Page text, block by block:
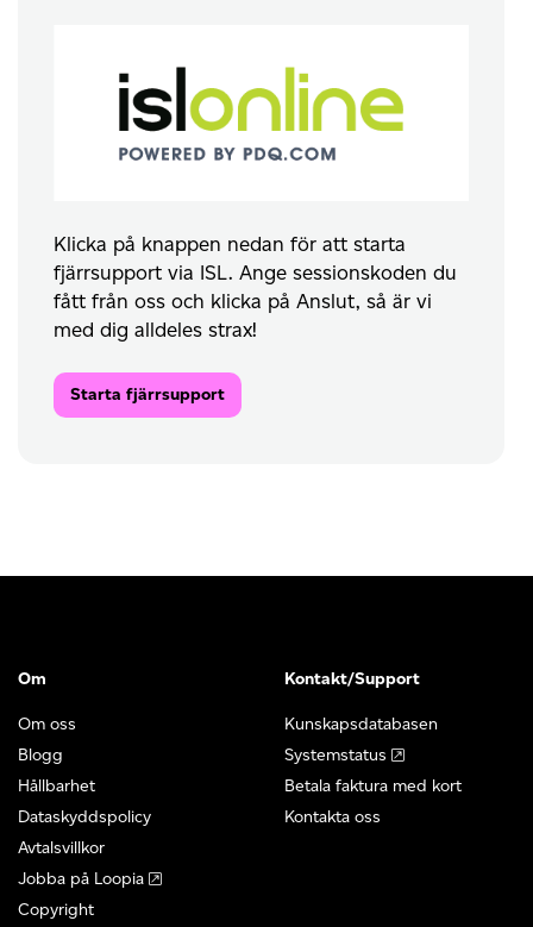
Klicka på knappen nedan för att starta
fjärrsupport via ISL. Ange sessionskoden du
fått från oss och klicka på Anslut, så är vi
med dig alldeles strax!
Starta fjärrsupport
Om
Om oss
Blogg
Hållbarhet
Dataskyddspolicy
Avtalsvillkor
Jobba på Loopia
Copyright
Kontakt/Support
Kunskapsdatabasen
Systemstatus
Betala faktura med kort
Kontakta oss